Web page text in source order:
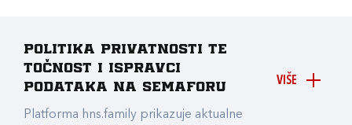
VIŠE
Politika privatnosti te
točnost i ispravci
podataka na Semaforu
Platforma hns.family prikazuje aktualne